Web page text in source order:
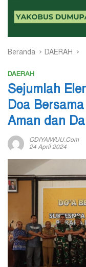
Beranda DAERAH
DAERAH
Sejumlah
Doa
Aman dan
ODIYAIWUU.com
24 April 2024